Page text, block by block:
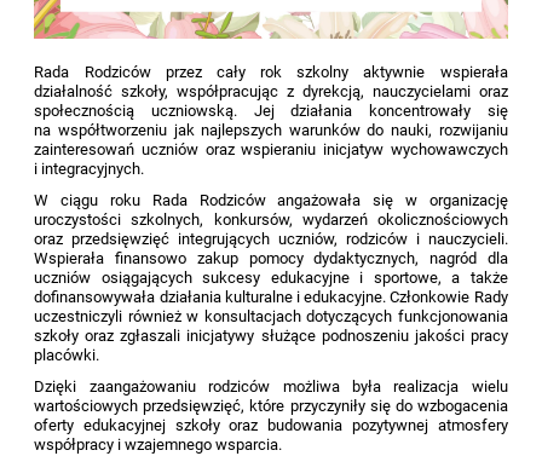
Rada Rodziców przez cały rok szkolny aktywnie wspierała
działalność szkoły, współpracując z dyrekcją, nauczycielami oraz
społecznością uczniowską. Jej działania koncentrowały się
na współtworzeniu jak najlepszych warunków do nauki, rozwijaniu
zainteresowań uczniów oraz wspieraniu inicjatyw wychowawczych
i integracyjnych.
W ciągu roku Rada Rodziców angażowała się w organizację
uroczystości szkolnych, konkursów, wydarzeń okolicznościowych
oraz przedsięwzięć integrujących uczniów, rodziców i nauczycieli.
Wspierała finansowo zakup pomocy dydaktycznych, nagród dla
uczniów osiągających sukcesy edukacyjne i sportowe, a także
dofinansowywała działania kulturalne i edukacyjne. Członkowie Rady
uczestniczyli również w konsultacjach dotyczących funkcjonowania
szkoły oraz zgłaszali inicjatywy służące podnoszeniu jakości pracy
placówki.
Dzięki zaangażowaniu rodziców możliwa była realizacja wielu
wartościowych przedsięwzięć, które przyczyniły się do wzbogacenia
oferty edukacyjnej szkoły oraz budowania pozytywnej atmosfery
współpracy i wzajemnego wsparcia.